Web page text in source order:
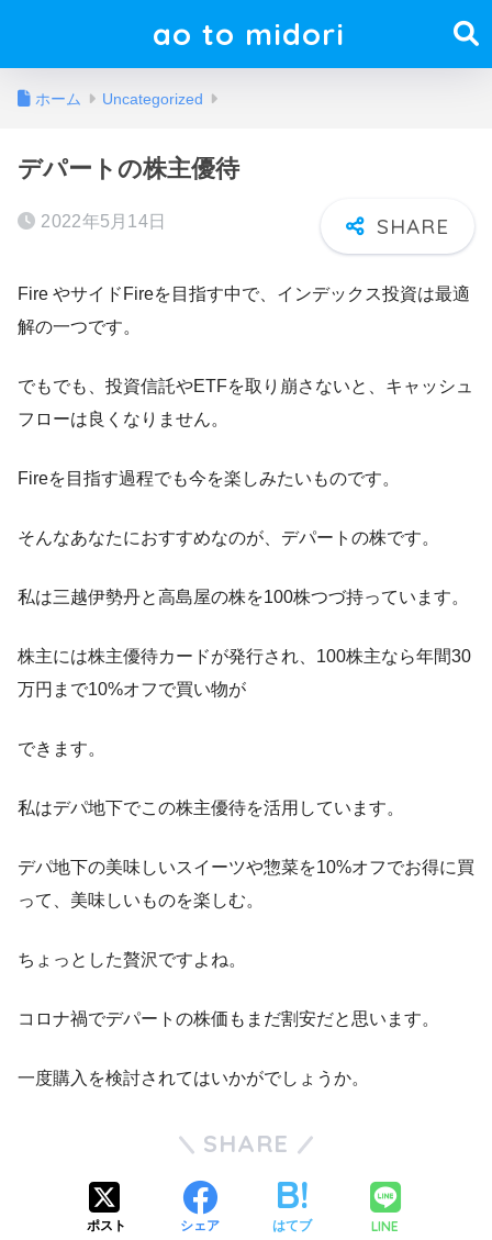
ao to midori
ホーム Uncategorized
デパートの株主優待
2022年5月14日
Fire やサイドFireを目指す中で、インデックス投資は最適
解の一つです。
でもでも、投資信託やETFを取り崩さないと、キャッシュ
フローは良くなりません。
Fireを目指す過程でも今を楽しみたいものです。
そんなあなたにおすすめなのが、デパートの株です。
私は三越伊勢丹と高島屋の株を100株つづ持っています。
株主には株主優待カードが発行され、100株主なら年間30
万円まで10%オフで買い物が
できます。
私はデパ地下でこの株主優待を活用しています。
デパ地下の美味しいスイーツや惣菜を10%オフでお得に買
って、美味しいものを楽しむ。
ちょっとした贅沢ですよね。
コロナ禍でデパートの株価もまだ割安だと思います。
一度購入を検討されてはいかがでしょうか。
SHARE
ポスト シェア はてブ LINE